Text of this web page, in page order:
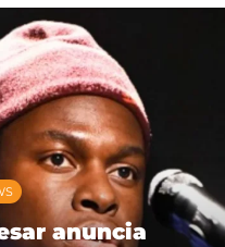
anuncia